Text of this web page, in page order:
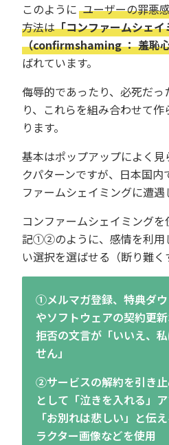
このように ユーザーの罪悪
方法は「コンファームシェイ
（confirmshaming ： 羞恥
ばれています。
侮辱的であったり、必死だ
り、これらを組み合わせて
ります。
基本はポップアップによく
クパターンですが、日本国
ファームシェイミングに遭遇
コンファームシェイミング
記①②のように、感情を利用
い選択を選ばせる（断り難く
①メルマガ登録、特典ダ
やソフトウェアの契約更
拒否の文言が「いいえ、
せん」
②サービスの解約を引き
として「泣きを入れる」
「お別れは悲しい」と伝
ラクター画像などを使用